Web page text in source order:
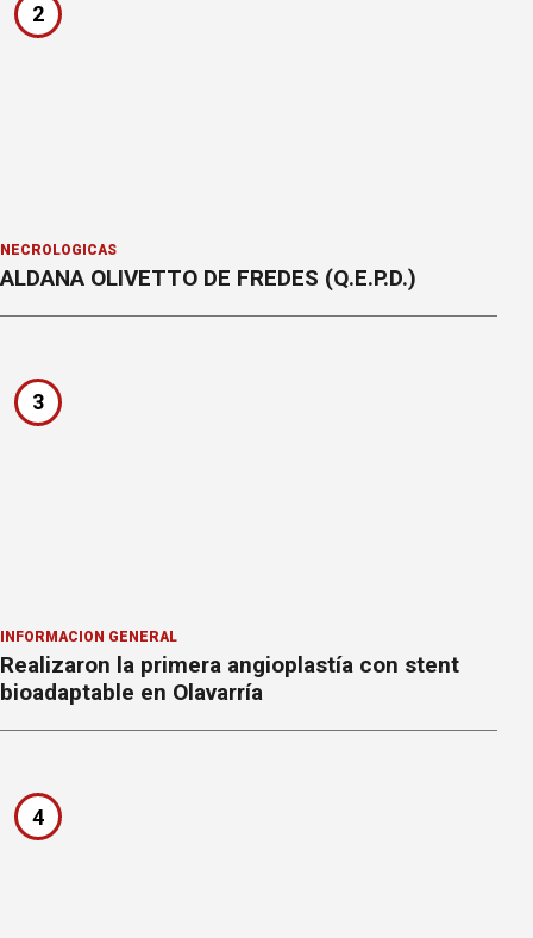
2
NECROLÓGICAS
ALDANA OLIVETTO DE FREDES (Q.E.P.D.)
3
INFORMACION GENERAL
Realizaron la primera angioplastía con stent
bioadaptable en Olavarría
4